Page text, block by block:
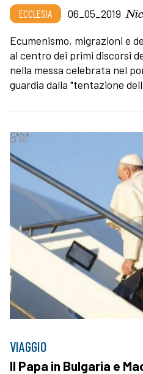
ECCLESIA 06_05_2019
Ecumenismo, migrazioni e
al centro dei primi discorsi
nella messa celebrata nel
guardia dalla "tentazione
VIAGGIO
Il Papa in Bulgaria e